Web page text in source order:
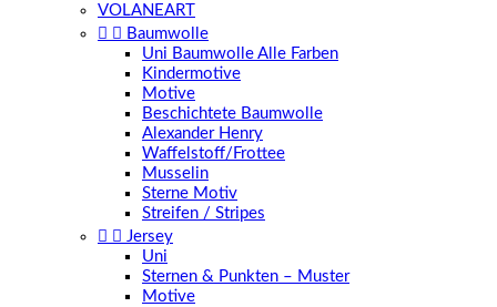
VOLANEART
  Baumwolle
Uni Baumwolle Alle Farben
Kindermotive
Motive
Beschichtete Baumwolle
Alexander Henry
Waffelstoff/Frottee
Musselin
Sterne Motiv
Streifen / Stripes
  Jersey
Uni
Sternen & Punkten – Muster
Motive